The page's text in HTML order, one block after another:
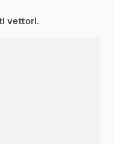
vettori.